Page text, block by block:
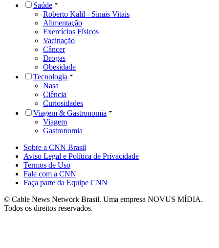
Saúde
Roberto Kalil - Sinais Vitais
Alimentação
Exercícios Físicos
Vacinação
Câncer
Drogas
Obesidade
Tecnologia
Nasa
Ciência
Curiosidades
Viagem & Gastronomia
Viagem
Gastronomia
Sobre a CNN Brasil
Aviso Legal e Política de Privacidade
Termos de Uso
Fale com a CNN
Faça parte da Equipe CNN
© Cable News Network Brasil. Uma empresa NOVUS MÍDIA.
Todos os direitos reservados.